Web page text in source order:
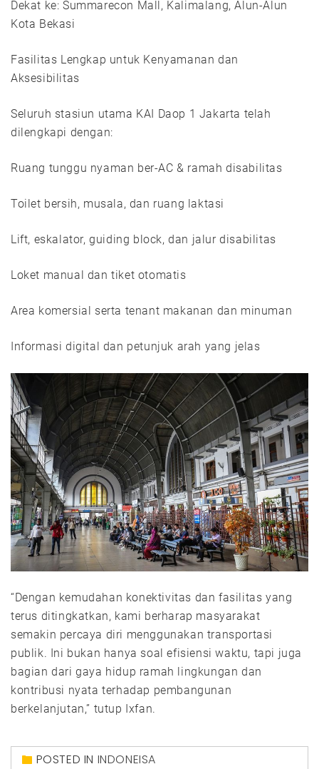
Dekat ke: Summarecon Mall, Kalimalang, Alun-Alun
Kota Bekasi
Fasilitas Lengkap untuk Kenyamanan dan
Aksesibilitas
Seluruh stasiun utama KAI Daop 1 Jakarta telah
dilengkapi dengan:
Ruang tunggu nyaman ber-AC & ramah disabilitas
Toilet bersih, musala, dan ruang laktasi
Lift, eskalator, guiding block, dan jalur disabilitas
Loket manual dan tiket otomatis
Area komersial serta tenant makanan dan minuman
Informasi digital dan petunjuk arah yang jelas
“Dengan kemudahan konektivitas dan fasilitas yang
terus ditingkatkan, kami berharap masyarakat
semakin percaya diri menggunakan transportasi
publik. Ini bukan hanya soal efisiensi waktu, tapi juga
bagian dari gaya hidup ramah lingkungan dan
kontribusi nyata terhadap pembangunan
berkelanjutan,” tutup Ixfan.
POSTED IN INDONEISA